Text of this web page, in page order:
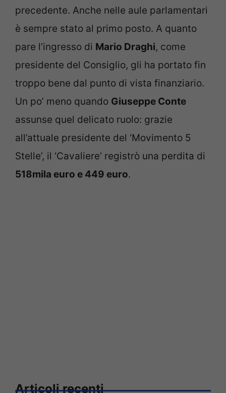
precedente. Anche nelle aule parlamentari
è sempre stato al primo posto. A quanto
pare l’ingresso di Mario Draghi, come
presidente del Consiglio, gli ha portato fin
troppo bene dal punto di vista finanziario.
Un po’ meno quando Giuseppe Conte
assunse quel delicato ruolo: grazie
all’attuale presidente del ‘Movimento 5
Stelle’, il ‘Cavaliere’ registrò una perdita di
518mila euro e 449 euro.
Articoli recenti